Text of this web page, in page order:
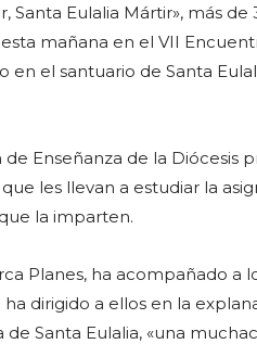
Eulalia Mártir», más de
mañana en el VII
en el santuario de Santa
Enseñanza de la Diócesis
les llevan a estudiar la
la imparten.
Planes, ha acompañado a
dirigido a ellos en la
Santa Eulalia, «una